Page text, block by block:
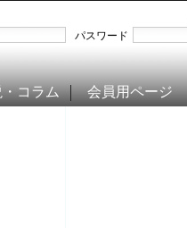
パスワード
コラム 会員用ページ